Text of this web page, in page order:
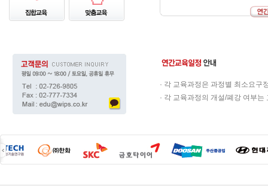
· 각 교육과정은 과정별 최소요구
· 각 교육과정의 개설/폐강 여부